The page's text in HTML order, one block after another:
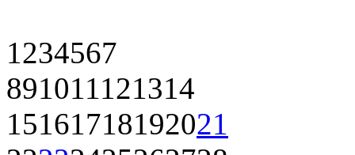
1234567
891011121314
15161718192021